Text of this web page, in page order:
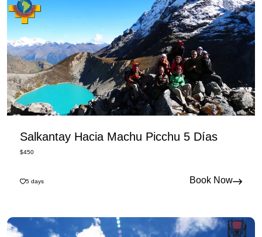
Salkantay Hacia Machu Picchu 5 Días
$450
5 days Book Now